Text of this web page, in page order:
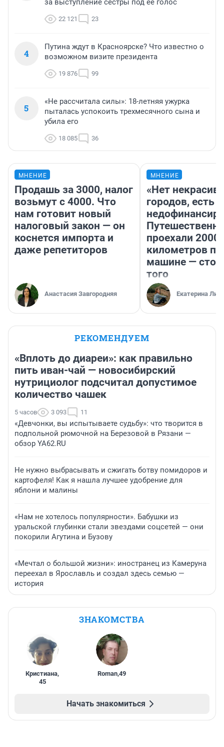
за выступление сестры под ее голос
22 121 23
4
Путина ждут в Красноярске? Что известно о
возможном визите президента
19 876 99
5
«Не рассчитала силы»: 18-летняя ужурка
пыталась успокоить трехмесячного сына и
убила его
18 085 36
МНЕНИЕ
Продашь за 3000, налог
возьмут с 4000. Что
нам готовит новый
налоговый закон — он
коснется импорта и
даже репетиторов
Анастасия Завгородняя
МНЕНИЕ
«Нет
городов, есть
проехали 2000
километров по
машине —
того
Екатерина
РЕКОМЕНДУЕМ
«Вплоть до диареи»: как правильно
пить иван-чай — новосибирский
нутрициолог подсчитал допустимое
количество чашек
5 часов 3 093 11
«Девчонки, вы испытываете судьбу»: что творится в
подпольной рюмочной на Березовой в Рязани —
обзор YA62.RU
Не нужно выбрасывать и сжигать ботву помидоров и
картофеля! Как я нашла лучшее удобрение для
яблони и малины
«Нам не хотелось популярности». Бабушки из
уральской глубинки стали звездами соцсетей — они
покорили Агутина и Бузову
«Мечтал о большой жизни»: иностранец из Камеруна
переехал в Ярославль и создал здесь семью —
история
ЗНАКОМСТВА
Кристиана,
45
Roman,49
Начать знакомиться